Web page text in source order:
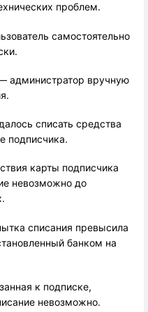
проблем.
самостоятельно
администратор вручную
списать средства
подписчика.
карты подписчика
невозможно до
списания превысила
банком на
к подписке,
невозможно.